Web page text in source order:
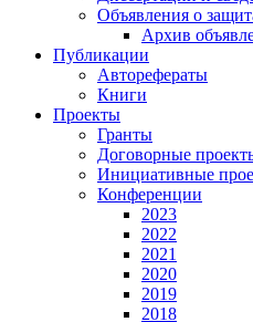
Объявления о
Архив
Публикации
Авторефераты
Книги
Проекты
Гранты
Договорные
Инициативные
Конференции
2023
2022
2021
2020
2019
2018